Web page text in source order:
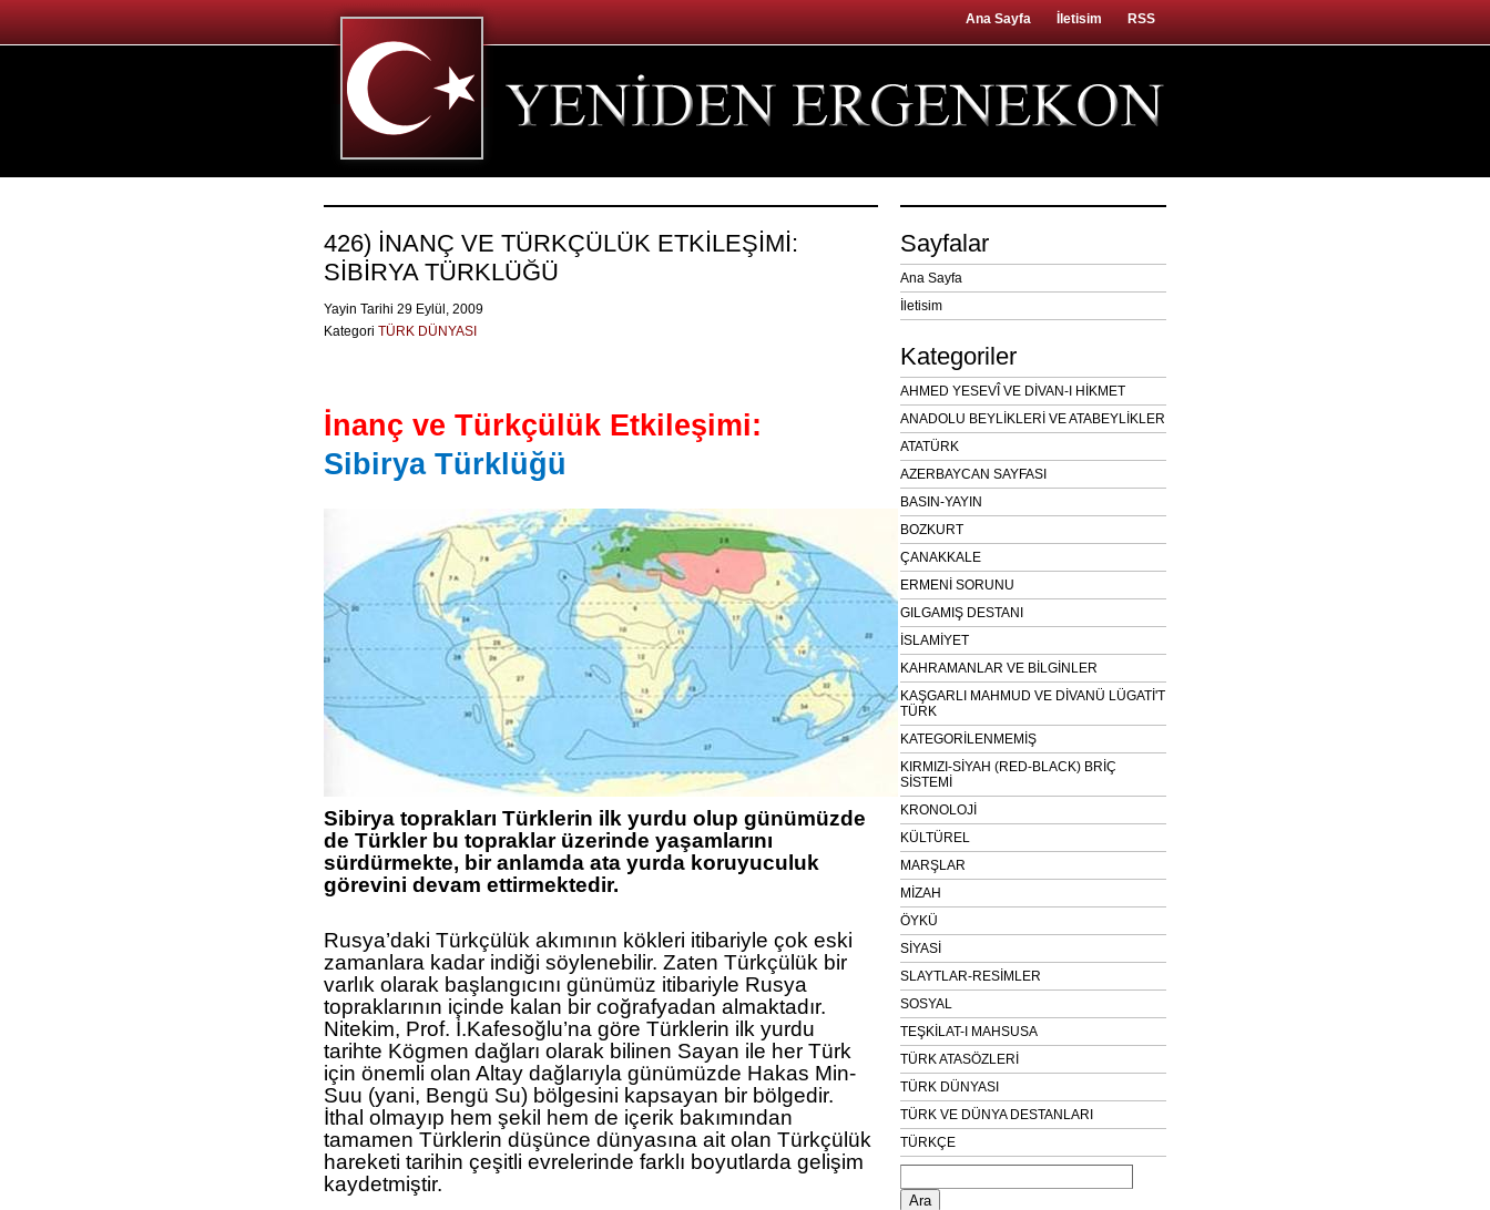
Ana Sayfa İletisim RSS
426) İNANÇ VE TÜRKÇÜLÜK ETKİLEŞİMİ:
SİBİRYA TÜRKLÜĞÜ
Yayin Tarihi 29 Eylül, 2009
Kategori TÜRK DÜNYASI
İnanç ve Türkçülük Etkileşimi:
Sibirya Türklüğü
Sibirya toprakları Türklerin ilk yurdu olup günümüzde
de Türkler bu topraklar üzerinde yaşamlarını
sürdürmekte, bir anlamda ata yurda koruyuculuk
görevini devam ettirmektedir.
Rusya’daki Türkçülük akımının kökleri itibariyle çok eski
zamanlara kadar indiği söylenebilir. Zaten Türkçülük bir
varlık olarak başlangıcını günümüz itibariyle Rusya
topraklarının içinde kalan bir coğrafyadan almaktadır.
Nitekim, Prof. İ.Kafesoğlu’na göre Türklerin ilk yurdu
tarihte Kögmen dağları olarak bilinen Sayan ile her Türk
için önemli olan Altay dağlarıyla günümüzde Hakas Min-
Suu (yani, Bengü Su) bölgesini kapsayan bir bölgedir.
İthal olmayıp hem şekil hem de içerik bakımından
tamamen Türklerin düşünce dünyasına ait olan Türkçülük
hareketi tarihin çeşitli evrelerinde farklı boyutlarda gelişim
kaydetmiştir.
Sayfalar
Ana Sayfa
İletisim
Kategoriler
AHMED YESEVÎ VE DİVAN-I HİKMET
ANADOLU BEYLİKLERİ VE ATABEYLİKLER
ATATÜRK
AZERBAYCAN SAYFASI
BASIN-YAYIN
BOZKURT
ÇANAKKALE
ERMENİ SORUNU
GILGAMIŞ DESTANI
İSLAMİYET
KAHRAMANLAR VE BİLGİNLER
KAŞGARLI MAHMUD VE DİVANÜ LÜGATİ'T
TÜRK
KATEGORİLENMEMİŞ
KIRMIZI-SİYAH (RED-BLACK) BRİÇ
SİSTEMİ
KRONOLOJİ
KÜLTÜREL
MARŞLAR
MİZAH
ÖYKÜ
SİYASİ
SLAYTLAR-RESİMLER
SOSYAL
TEŞKİLAT-I MAHSUSA
TÜRK ATASÖZLERİ
TÜRK DÜNYASI
TÜRK VE DÜNYA DESTANLARI
TÜRKÇE
Arama: